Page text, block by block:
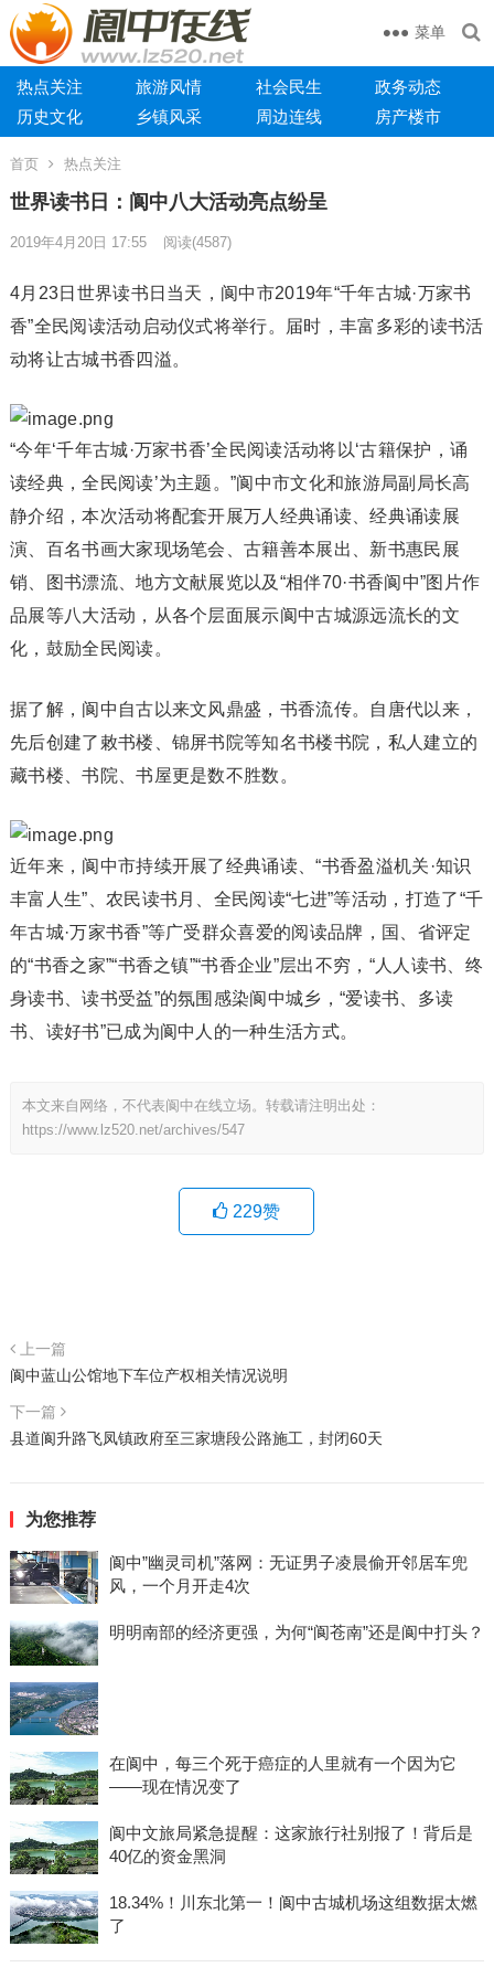
菜单
热点关注 旅游风情 社会民生
政务动态
历史文化
乡镇风采 周边连线 房产楼市
首页 热点关注
世界读书日：阆中八大活动亮点纷呈
2019年4月20日 17:55 阅读(4587)
4月23日世界读书日当天，阆中市2019年“千年古城·万家书
香”全民阅读活动启动仪式将举行。届时，丰富多彩的读书活
动将让古城书香四溢。
“今年‘千年古城·万家书香’全民阅读活动将以‘古籍保护，诵
读经典，全民阅读’为主题。”阆中市文化和旅游局副局长高
静介绍，本次活动将配套开展万人经典诵读、经典诵读展
演、百名书画大家现场笔会、古籍善本展出、新书惠民展
销、图书漂流、地方文献展览以及“相伴70·书香阆中”图片作
品展等八大活动，从各个层面展示阆中古城源远流长的文
化，鼓励全民阅读。
据了解，阆中自古以来文风鼎盛，书香流传。自唐代以来，
先后创建了敕书楼、锦屏书院等知名书楼书院，私人建立的
藏书楼、书院、书屋更是数不胜数。
近年来，阆中市持续开展了经典诵读、“书香盈溢机关·知识
丰富人生”、农民读书月、全民阅读“七进”等活动，打造了“千
年古城·万家书香”等广受群众喜爱的阅读品牌，国、省评定
的“书香之家”“书香之镇”“书香企业”层出不穷，“人人读书、终
身读书、读书受益”的氛围感染阆中城乡，“爱读书、多读
书、读好书”已成为阆中人的一种生活方式。
本文来自网络，不代表阆中在线立场。转载请注明出处：
https://www.lz520.net/archives/547
229赞
上一篇
阆中蓝山公馆地下车位产权相关情况说明
下一篇
县道阆升路飞凤镇政府至三家塘段公路施工，封闭60天
为您推荐
阆中”幽灵司机”落网：无证男子凌晨偷开邻居车兜
风，一个月开走4次
明明南部的经济更强，为何“阆苍南”还是阆中打头？
在阆中，每三个死于癌症的人里就有一个因为它
——现在情况变了
阆中文旅局紧急提醒：这家旅行社别报了！背后是
40亿的资金黑洞
18.34%！川东北第一！阆中古城机场这组数据太燃
了